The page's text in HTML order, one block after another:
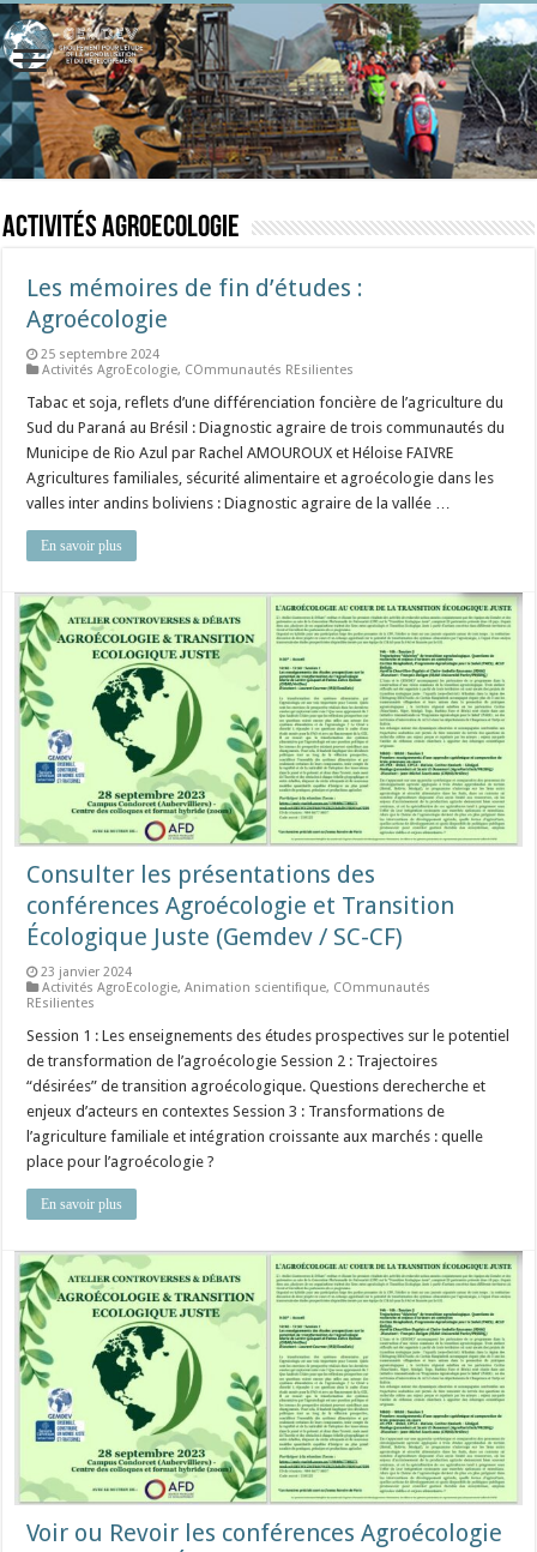
Activités AgroEcologie
Les mémoires de fin d’études :
Agroécologie
25 septembre 2024
Activités AgroEcologie, COmmunautés REsilientes
Tabac et soja, reflets d’une différenciation foncière de l’agriculture du
Sud du Paraná au Brésil : Diagnostic agraire de trois communautés du
Municipe de Rio Azul par Rachel AMOUROUX et Héloise FAIVRE
Agricultures familiales, sécurité alimentaire et agroécologie dans les
valles inter andins boliviens : Diagnostic agraire de la vallée …
En savoir plus
Consulter les présentations des
conférences Agroécologie et Transition
Écologique Juste (Gemdev / SC-CF)
23 janvier 2024
Activités AgroEcologie,Animation scientifique, COmmunautés
REsilientes
Session 1 : Les enseignements des études prospectives sur le potentiel
de transformation de l’agroécologie Session 2 : Trajectoires
“désirées” de transition agroécologique. Questions derecherche et
enjeux d’acteurs en contextes Session 3 : Transformations de
l’agriculture familiale et intégration croissante aux marchés : quelle
place pour l’agroécologie ?
En savoir plus
Voir ou Revoir les conférences Agroécologie